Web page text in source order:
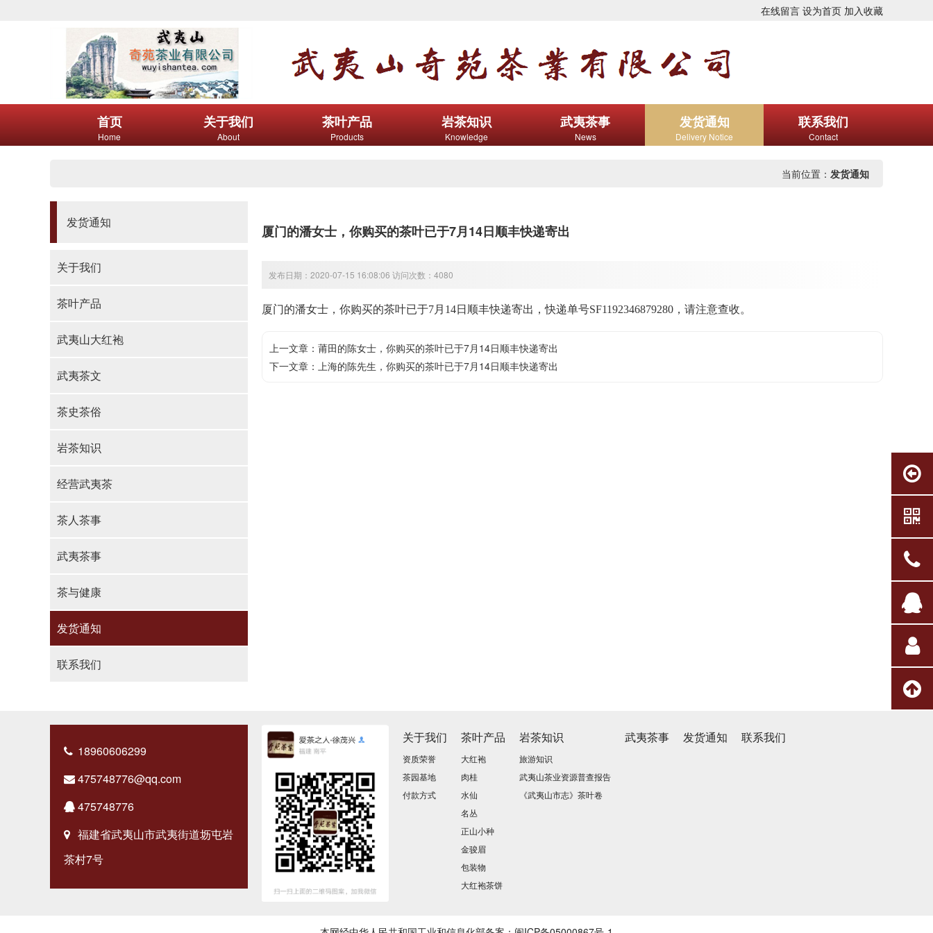
在线留言 设为首页 加入收藏
首页
Home
关于我们
About
茶叶产品
Products
岩茶知识
Knowledge
武夷茶事
News
发货通知
Delivery Notice
联系我们
Contact
当前位置： 发货通知
发货通知
关于我们
茶叶产品
武夷山大红袍
武夷茶文
茶史茶俗
岩茶知识
经营武夷茶
茶人茶事
武夷茶事
茶与健康
发货通知
联系我们
厦门的潘女士，你购买的茶叶已于7月14日顺丰快递寄出
发布日期：2020-07-15 16:08:06 访问次数：4080
厦门的潘女士，你购买的茶叶已于7月14日顺丰快递寄出，快递单号SF1192346879280，请注意查收。
上一文章： 莆田的陈女士，你购买的茶叶已于7月14日顺丰快递寄出
下一文章： 上海的陈先生，你购买的茶叶已于7月14日顺丰快递寄出
18960606299
475748776@qq.com
475748776
福建省武夷山市武夷街道坜屯岩
茶村7号
关于我们
资质荣誉
茶园基地
付款方式
茶叶产品
大红袍
肉桂
水仙
名丛
正山小种
金骏眉
包装物
大红袍茶饼
岩茶知识
旅游知识
武夷山茶业资源普查报告
《武夷山市志》茶叶卷
武夷茶事 发货通知 联系我们